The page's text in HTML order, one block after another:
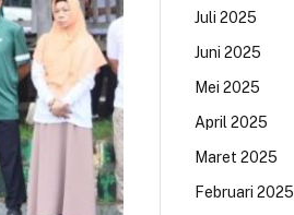
Juli 2025
Juni 2025
Mei 2025
April 2025
Maret 2025
Februari 2025